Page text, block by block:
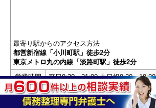
最寄り駅からのアクセス方法
都営新宿線「小川町駅」徒歩2分
東京メトロ丸の内線「淡路町駅」徒歩2分
営業時間
平日9:30～21:00 土日祝9:30～19:00
HP
闇金相談はこちら
任意整理や破産の相談はこちら